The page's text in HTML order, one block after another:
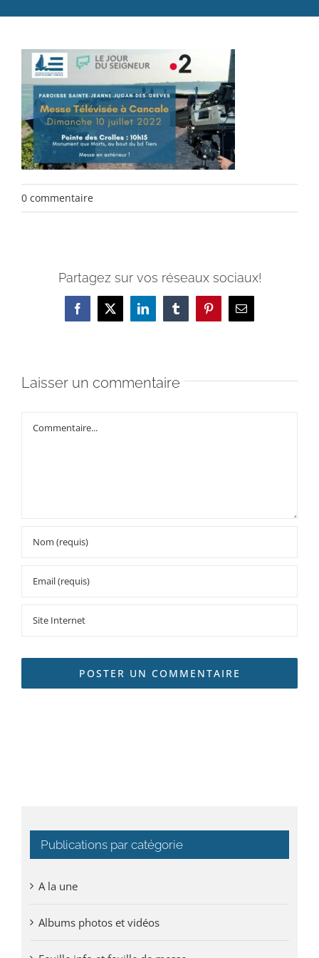
Servir et aimer
Adultes, jeunes et famille
Actualités
Contact
0 commentaire
Partagez sur vos réseaux sociaux!
Facebook
X LinkedInTumblrPinterestEmail
Laisser un commentaire
Commentaire
Publications par catégorie
A la une
Albums photos et vidéos